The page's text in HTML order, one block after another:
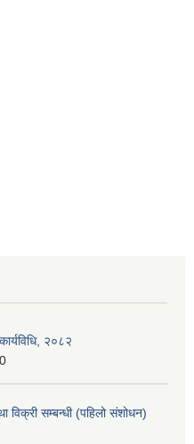
२०८२
विक्री सम्बन्धी (पहिलो संशोधन)